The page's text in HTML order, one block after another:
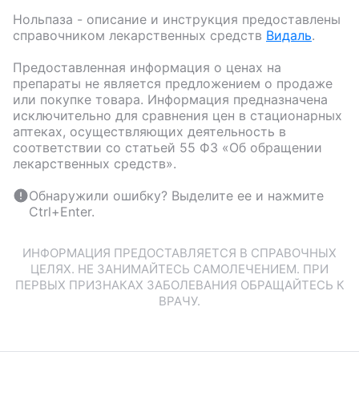
Нольпаза - описание и инструкция предоставлены
справочником лекарственных средств Видаль.
Предоставленная информация о ценах на
препараты не является предложением о продаже
или покупке товара. Информация предназначена
исключительно для сравнения цен в стационарных
аптеках, осуществляющих деятельность в
соответствии со статьей 55 ФЗ «Об обращении
лекарственных средств».
Обнаружили ошибку? Выделите ее и нажмите
Ctrl+Enter.
ИНФОРМАЦИЯ ПРЕДОСТАВЛЯЕТСЯ В СПРАВОЧНЫХ
ЦЕЛЯХ. НЕ ЗАНИМАЙТЕСЬ САМОЛЕЧЕНИЕМ. ПРИ
ПЕРВЫХ ПРИЗНАКАХ ЗАБОЛЕВАНИЯ ОБРАЩАЙТЕСЬ К
ВРАЧУ.